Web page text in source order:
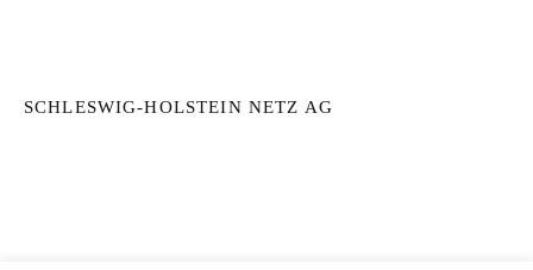
SCHLESWIG-HOLSTEIN NETZ AG